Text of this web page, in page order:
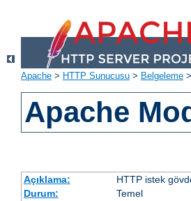
Apache > HTTP Sunucusu > Belgeleme >
Apache
Açıklama:
HTTP istek
Durum:
Temel